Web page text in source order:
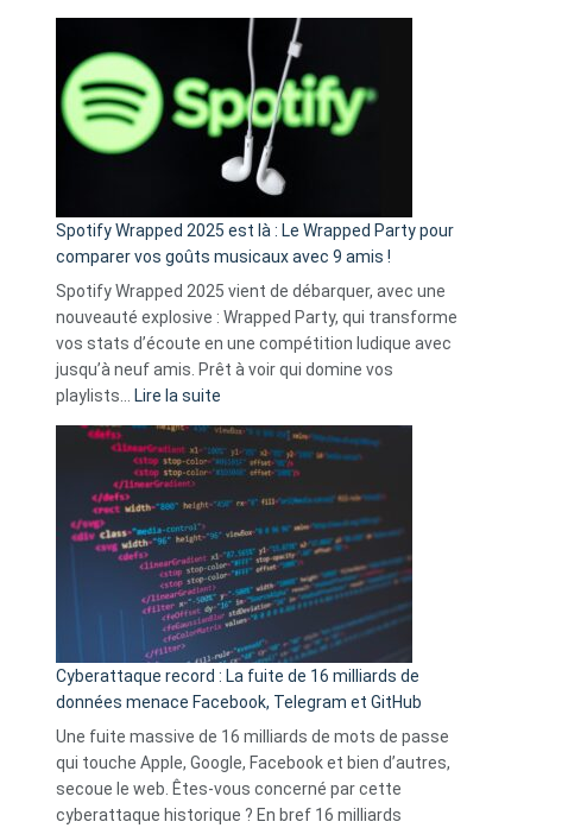
l’excuse
je
n’ai
pas
de
cash
»
Solly
change
la
vie
sans-
abri
en
3
secondes
Spotify Wrapped 2025 est là : Le Wrapped Party pour
comparer vos goûts musicaux avec 9 amis !
Spotify Wrapped 2025 vient de débarquer, avec une
nouveauté explosive : Wrapped Party, qui transforme
vos stats d’écoute en une compétition ludique avec
jusqu’à neuf amis. Prêt à voir qui domine vos
playlists…
Lire la suite
Wrapped
2025
est
:
Le
Wrapped
Party
pour
comparer
vos
goûts
musicaux
avec
9
Cyberattaque record : La fuite de 16 milliards de
données menace Facebook, Telegram et GitHub
Une fuite massive de 16 milliards de mots de passe
qui touche Apple, Google, Facebook et bien d’autres,
secoue le web. Êtes-vous concerné par cette
cyberattaque historique ? En bref 16 milliards